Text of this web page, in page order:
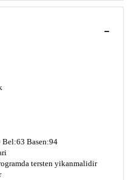
Basen:94
tersten yikanmalidir